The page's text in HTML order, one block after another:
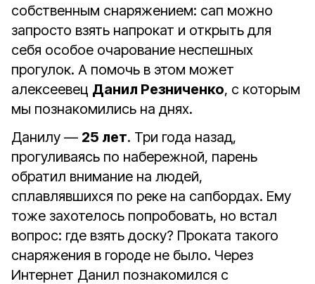
собственным снаряжением: сап можно
запросто взять напрокат и открыть для
себя особое очарование неспешных
прогулок. А помочь в этом может
алексеевец Данил Резниченко, с которым
мы познакомились на днях.
Данилу — 25 лет. Три года назад,
прогуливаясь по набережной, парень
обратил внимание на людей,
сплавлявшихся по реке на сапбордах. Ему
тоже захотелось попробовать, но встал
вопрос: где взять доску? Проката такого
снаряжения в городе не было. Через
Интернет Данил познакомился с